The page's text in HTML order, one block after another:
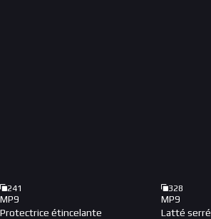
241
MP9
Protectrice étincelante
328
MP9
Latté serré